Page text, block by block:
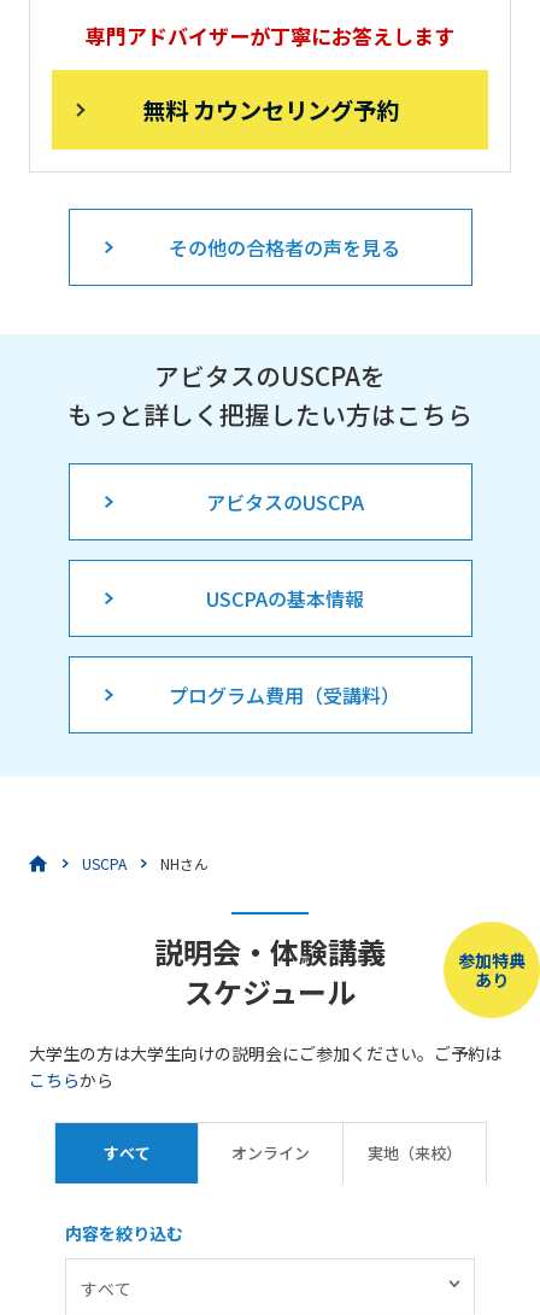
専門アドバイザーが丁寧にお答えします
無料 カウンセリング予約
その他の合格者の声を見る
アビタスのUSCPAを
もっと詳しく把握したい方はこちら
アビタスのUSCPA
USCPAの基本情報
プログラム費用（受講料）
USCPA NHさん
参加特典
あり
説明会・体験講義
スケジュール
大学生の方は大学生向けの説明会にご参加ください。ご予約は
こちらから
すべて オンライン 実地（来校）
内容を絞り込む